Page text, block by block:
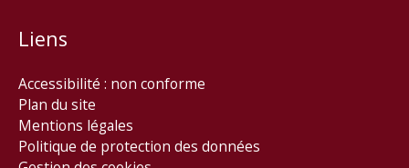
Liens
Accessibilité : non conforme
Plan du site
Mentions légales
Politique de protection des données